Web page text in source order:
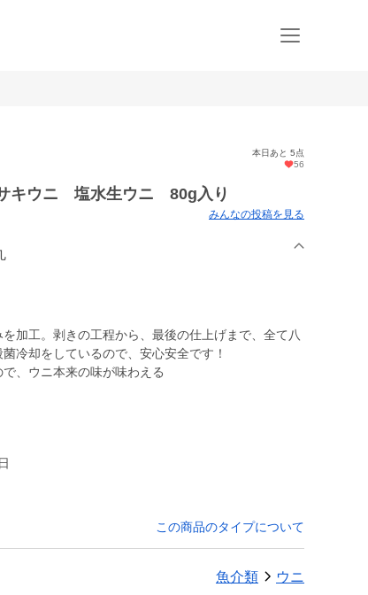
本日あと 5点
56
サキウニ 塩水生ウニ 80g入り
みんなの投稿を見る
加工。剥きの工程から、最後の仕上げまで、全て八
冷却をしているので、安心安全です！
、ウニ本来の味が味わえる
この商品のタイプについて
魚介類 ウニ